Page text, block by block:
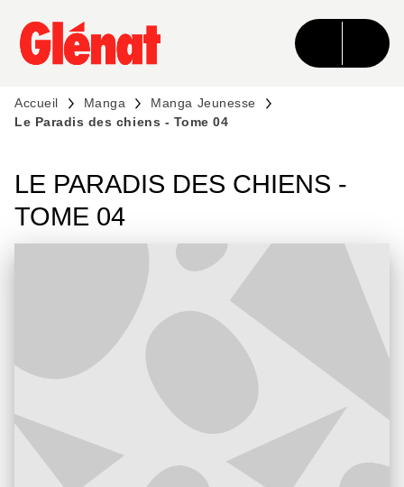
MENU RECHERCHE CONTENU
PIED DE PAGE
Accueil Manga
Manga Jeunesse
Le Paradis des chiens - Tome 04
LE PARADIS DES CHIENS -
TOME 04